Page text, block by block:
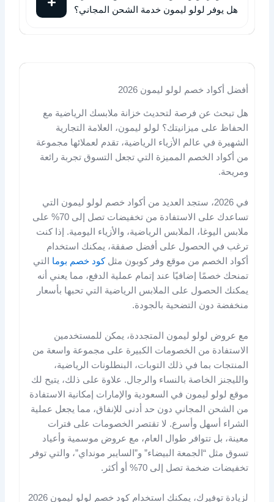
هل يوفر لولو ليمون خدمة الشحن المجاني؟
أفضل أكواد خصم لولو ليمون 2026
هل تبحث عن فرصة لتحديث خزانة ملابسك الرياضية مع
الحفاظ على ميزانيتك؟ لولو ليمون، العلامة التجارية
الشهيرة في عالم الأزياء الرياضية، تقدم لعملائها مجموعة
من أكواد الخصم المميزة التي تجعل التسوق تجربة رائعة
ومريحة.
في 2026، ستجد العديد من أكواد خصم لولو ليمون التي
تساعدك على الاستفادة من تخفيضات تصل إلى 70% على
ملابس اليوغا، الملابس الرياضية، والأزياء اليومية. إذا كنت
ترغب في الحصول على أفضل صفقة، يمكنك استخدام
أكواد الخصم من موقع وفر كوبون مثلكود خصم بوما
التي
تمنحك خصمًا إضافيًا عند إتمام عملية الدفع، مما يعني أنه
يمكنك الحصول على الملابس الرياضية التي تحبها بأسعار
منخفضة دون التضحية بالجودة.
مع عروض لولو ليمون المتجددة، يمكن للمستخدمين
الاستفادة من الخصومات الكبيرة على مجموعة واسعة من
المنتجات بما في ذلك التوبات، البنطلونات الرياضية،
والليجنز الخاصة بالنساء والرجال. علاوة على ذلك، يتيح لك
موقع لولو ليمون في السعودية والإمارات إمكانية الاستفادة
من الشحن المجاني دون حد أدنى للإنفاق، مما يجعل عملية
الشراء أسهل وأسرع. لا تقتصر الخصومات على فترات
معينة، بل تتوافر طوال العام، مع عروض موسمية وأعياد
تسوق مثل “الجمعة البيضاء” و”السايبر مونداي”، والتي توفر
تخفيضات ضخمة تصل إلى 70% أو أكثر​.
لزيادة توفيرك، يمكنك استخدام كود خصم لولو ليمون 2026